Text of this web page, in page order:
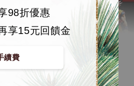
98折優惠
享15元回饋金
續費